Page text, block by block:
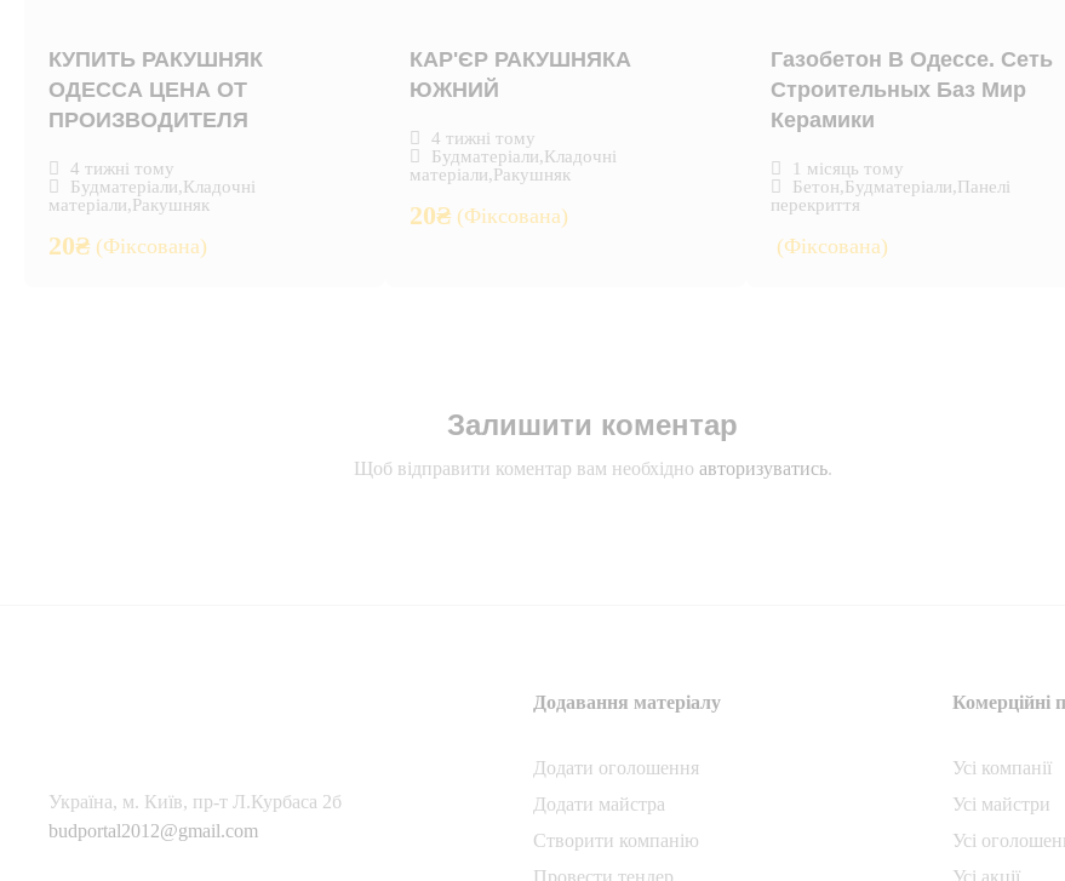
КУПИТЬ РАКУШНЯК
ОДЕССА ЦЕНА ОТ
ПРОИЗВОДИТЕЛЯ
4 тижні тому
Будматеріали,Кладочні
матеріали,Ракушняк
20₴ (Фіксована)
КАР'ЄР РАКУШНЯКА
ЮЖНИЙ
4 тижні тому
Будматеріали,Кладочні
матеріали,Ракушняк
20₴ (Фіксована)
Газобетон В Одессе. Сеть
Строительных Баз Мир
Керамики
1 місяць тому
Бетон,Будматеріали,Панелі
перекриття
(Фіксована)
Залишити коментар
Щоб відправити коментар вам необхідно авторизуватись.
Українa, м. Київ, пр-т Л.Курбаса 2б
budportal2012@gmail.com
Додавання матеріалу
Додати oголошення
Додати майстра
Створити компанiю
Провести тендер
Комерційні
Усі компанії
Усі майстри
Усі
Усі акції